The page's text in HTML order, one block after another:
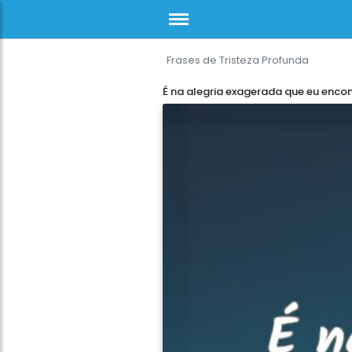
Frases de Tristeza Profunda
É na alegria exagerada que eu